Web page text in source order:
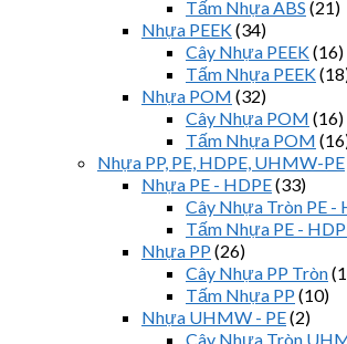
Tấm Nhựa ABS (21)
Nhựa PEEK(34)
Cây Nhựa PEEK(16)
Tấm Nhựa PEEK
Nhựa POM (32)
Cây Nhựa POM (16)
Tấm Nhựa POM
Nhựa PP, PE, HDPE, UHMW-PE
Nhựa PE - HDPE(33)
Cây Nhựa Tròn PE -
Tấm Nhựa PE -
Nhựa PP (26)
Cây Nhựa PP Tròn
Tấm Nhựa PP (10)
Nhựa UHMW - PE(2)
Cây Nhựa Tròn